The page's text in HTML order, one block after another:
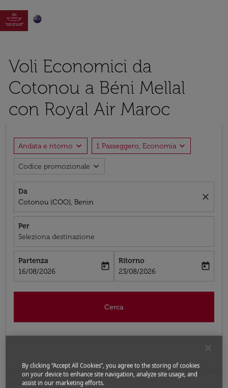

Voli Economici da
Cotonou a Béni Mellal
con Royal Air Maroc
Andata e ritorno expand_more 1 Passeggero, Economia expand_more
Codice promozionale expand_more
Da
Cotonou (COO), Benin
close
Per
Seleziona destinazione
Partenza
fc-booking-departure-date-aria-label
16/08/2026
today
Ritorno
fc-booking-return-date-aria-label
23/08/2026
today
Cerca
Home Voli Voli per Marocco
Voli Cotonou - Béni
Mellal
By clicking “Accept All Cookies”, you agree to the storing of cookies
on your device to enhance site navigation, analyze site usage, and
assist in our marketing efforts.